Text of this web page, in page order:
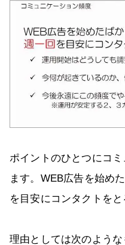
ポイントのひとつにコ
ます。WEB広告を始め
を目安にコンタクトをと
理由としては次のような